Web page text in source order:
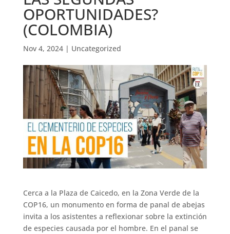
OPORTUNIDADES?
(COLOMBIA)
Nov 4, 2024| Uncategorized
Cerca a la Plaza de Caicedo, en la Zona Verde de la
COP16, un monumento en forma de panal de abejas
invita a los asistentes a reflexionar sobre la extinción
de especies causada por el hombre. En el panal se